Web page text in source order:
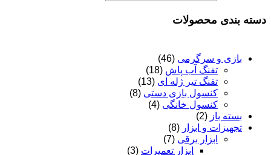
دسته بندی محصولات
بازی و سرگرمی (46)
تفنگ آب پاش (18)
تفنگ تیر ژله ای (13)
کنسول بازی دستی (8)
کنسول خانگی (4)
بسته باز (2)
تجهیزات و ابزار (8)
ابزار برقی (7)
ابزار تعمیرات (3)